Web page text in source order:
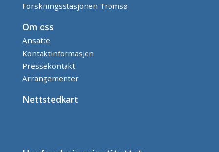
Forskningsstasjonen Tromsø
Om oss
Ansatte
Kontaktinformasjon
Pressekontakt
Arrangementer
Nettstedkart